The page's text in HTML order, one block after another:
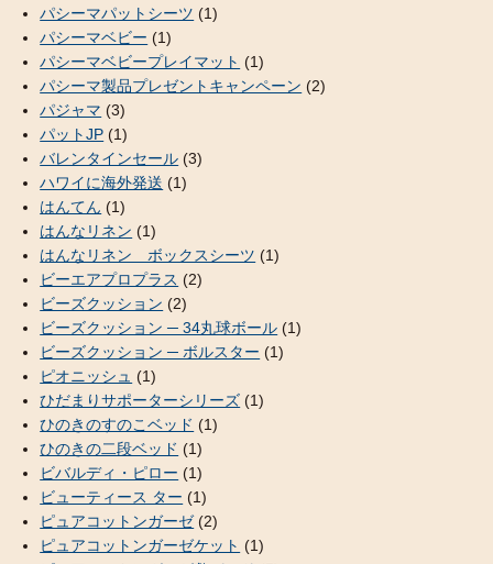
パシーマパットシーツ (1)
パシーマベビー (1)
パシーマベビープレイマット (1)
パシーマ製品プレゼントキャンペーン (2)
パジャマ (3)
パットJP (1)
バレンタインセール (3)
ハワイに海外発送 (1)
はんてん (1)
はんなリネン (1)
はんなリネン ボックスシーツ (1)
ビーエアプロプラス (2)
ビーズクッション (2)
ビーズクッション ─ 34丸球ボール (1)
ビーズクッション ─ ボルスター (1)
ピオニッシュ (1)
ひだまりサポーターシリーズ (1)
ひのきのすのこベッド (1)
ひのきの二段ベッド (1)
ビバルディ・ピロー (1)
ビューティース ター (1)
ピュアコットンガーゼ(2)
ピュアコットンガーゼケット (1)